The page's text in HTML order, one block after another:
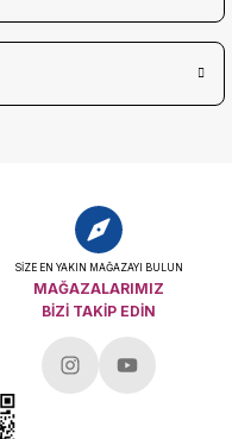
SİZE EN YAKIN MAĞAZAYI BULUN
MAĞAZALARIMIZ
BİZİ TAKİP EDİN